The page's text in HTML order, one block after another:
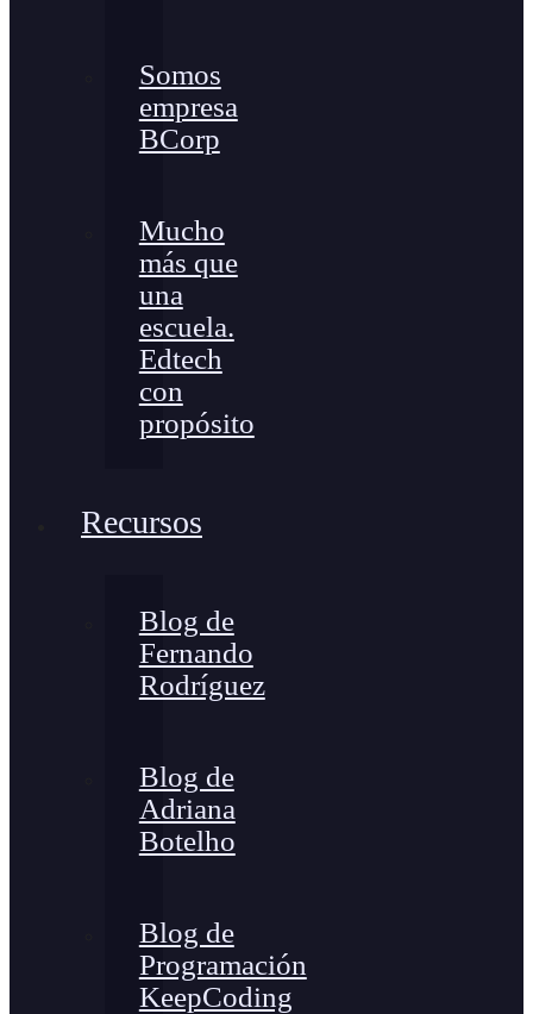
Somos
empresa
BCorp
Mucho
más que
una
escuela.
Edtech
con
propósito
Recursos
Blog de
Fernando
Rodríguez
Blog de
Adriana
Botelho
Blog de
Programación
KeepCoding